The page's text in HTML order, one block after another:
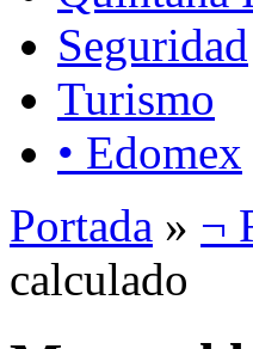
Seguridad
Turismo
• Edomex
Portada » ¬
calculado